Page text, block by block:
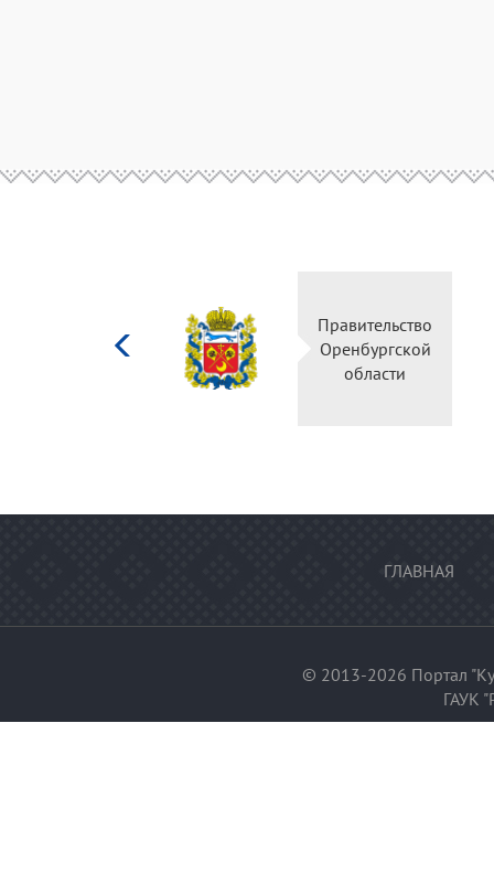
Правительство
Оренбургской
области
ГЛАВНАЯ
© 2013-2026 Портал
ГАУК